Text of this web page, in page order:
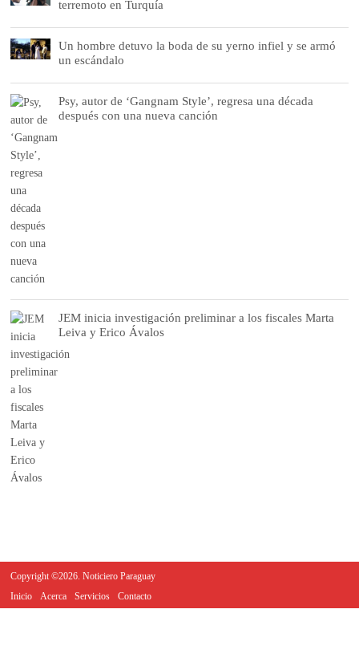
terremoto en Turquía
Un hombre detuvo la boda de su yerno infiel y se armó
un escándalo
Psy, autor de ‘Gangnam Style’, regresa una década
después con una nueva canción
JEM inicia investigación preliminar a los fiscales Marta
Leiva y Erico Ávalos
Copyright ©2026. Noticiero Paraguay
Inicio
Acerca Servicios Contacto